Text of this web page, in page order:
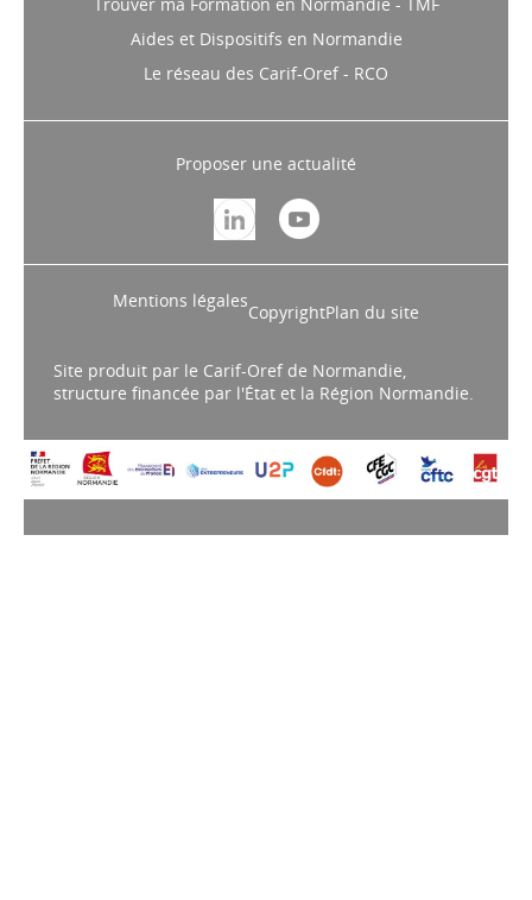
Aides et Dispositifs en Normandie
Le réseau des Carif-Oref - RCO
Proposer une actualité
Mentions légales
CopyrightPlan du site
Site produit par le Carif-Oref de Normandie,
structure financée par l'État et la Région Normandie.